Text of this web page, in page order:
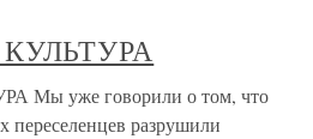
уже говорили о том, что
переселенцев разрушили